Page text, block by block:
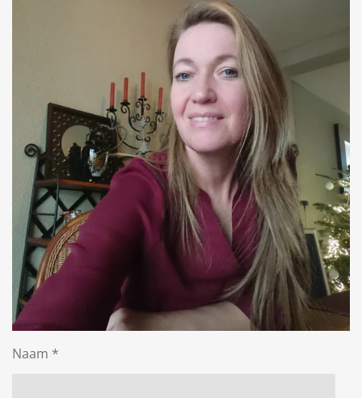
Naam *